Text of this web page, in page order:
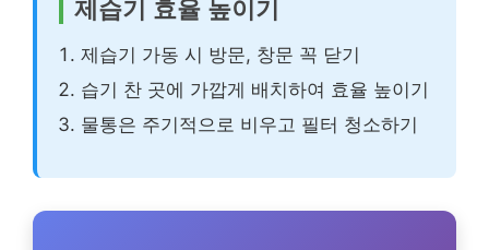
제습기 효율 높이기
제습기 가동 시 방문, 창문 꼭 닫기
습기 찬 곳에 가깝게 배치하여 효율 높이기
물통은 주기적으로 비우고 필터 청소하기